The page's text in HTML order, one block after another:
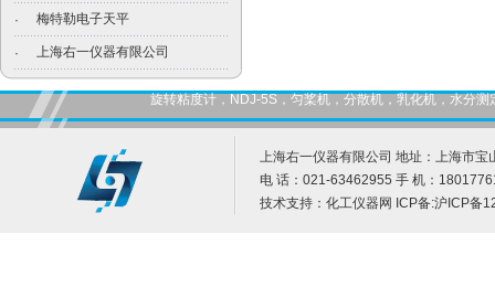
· 梅特勒电子天平
· 上海右一仪器有限公司
旋转粘度计，NDJ-5S，匀桨机，分散机，乳化机，水分
上海右一仪器有限公司 地址：上海市宝
电 话：021-63462955 手 机：
技术支持： 化工仪器网 ICP备:沪ICP备